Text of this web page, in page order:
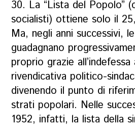
30. La “Lista del Popolo”
socialisti) ottiene solo il
Ma, negli anni successivi,
guadagnano
proprio grazie all’indefessa
rivendicativa politico-
divenendo il punto di
strati popolari. Nelle
1952, infatti, la lista della